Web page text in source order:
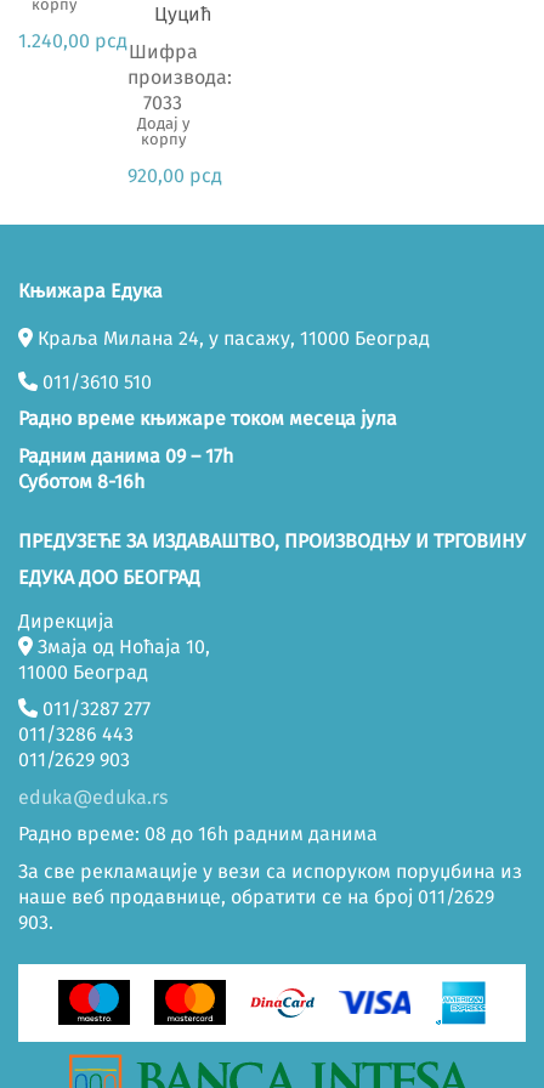
корпу
1.240,00 рсд
Цуцић
Шифра
производа:
7033
Додај у
корпу
920,00 рсд
Књижара Едука
Краља Милана 24, у пасажу, 11000 Београд
011/3610 510
Радно време књижаре током месеца јула
Радним данима 09 – 17h
Суботом 8-16h
ПРЕДУЗЕЋЕ ЗА ИЗДАВАШТВО, ПРОИЗВОДЊУ И ТРГОВИНУ
ЕДУКА ДОО БЕОГРАД
Дирекција
Змаја од Ноћаја 10,
11000 Београд
011/3287 277
011/3286 443
011/2629 903
eduka@eduka.rs
Радно време: 08 до 16h радним данима
За све рекламације у вези са испоруком поруџбина из
наше веб продавнице, обратити се на број 011/2629
903.